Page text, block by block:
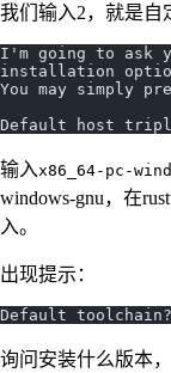
我们输入2，就是自
I'm going to ask
installation
You may simply
Default host
输入 x86_64-pc-
windows-gnu，在
入。
出现提示：
Default
询问安装什么版本